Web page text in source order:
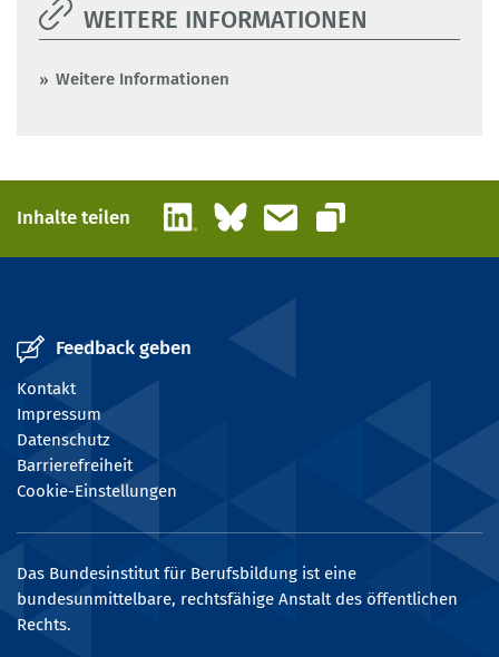
WEITERE INFORMATIONEN
Weitere Informationen
Inhalte teilen LinkedInBlueskyE-Mail
Link kopieren
Feedback geben
Kontakt
Impressum
Datenschutz
Barrierefreiheit
Cookie-Einstellungen
Das Bundesinstitut für Berufsbildung ist eine
bundesunmittelbare, rechtsfähige Anstalt des öffentlichen
Rechts.